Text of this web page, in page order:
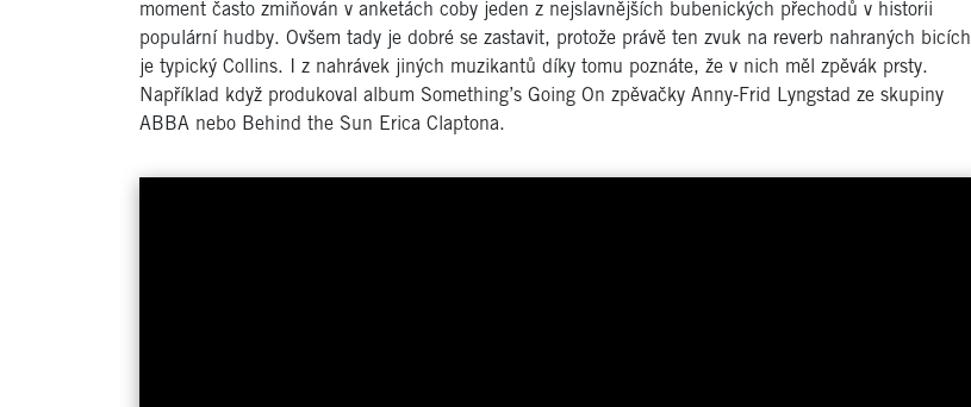
moment často zmiňován v anketách coby jeden z nejslavnějších bubenických přechodů v historii
populární hudby. Ovšem tady je dobré se zastavit, protože právě ten zvuk na reverb nahraných bicích
je typický Collins. I z nahrávek jiných muzikantů díky tomu poznáte, že v nich měl zpěvák prsty.
Například když produkoval album Something’s Going On zpěvačky Anny-Frid Lyngstad ze skupiny
ABBA nebo Behind the Sun Erica Claptona.